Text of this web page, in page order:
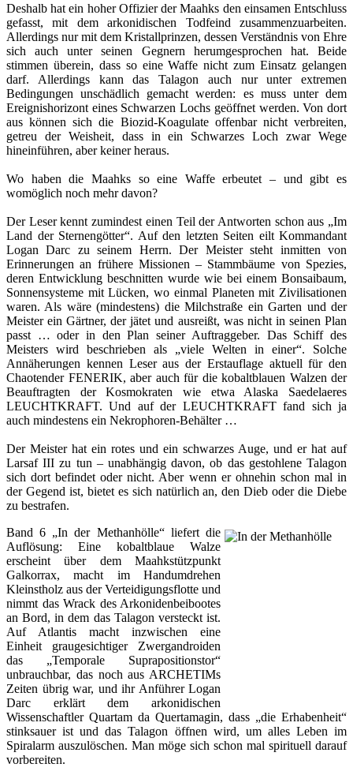
Deshalb hat ein hoher Offizier der Maahks den einsamen Entschluss
gefasst, mit dem arkonidischen Todfeind zusammenzuarbeiten.
Allerdings nur mit dem Kristallprinzen, dessen Verständnis von Ehre
sich auch unter seinen Gegnern herumgesprochen hat. Beide
stimmen überein, dass so eine Waffe nicht zum Einsatz gelangen
darf. Allerdings kann das Talagon auch nur unter extremen
Bedingungen unschädlich gemacht werden: es muss unter dem
Ereignishorizont eines Schwarzen Lochs geöffnet werden. Von dort
aus können sich die Biozid-Koagulate offenbar nicht verbreiten,
getreu der Weisheit, dass in ein Schwarzes Loch zwar Wege
hineinführen, aber keiner heraus.
Wo haben die Maahks so eine Waffe erbeutet – und gibt es
womöglich noch mehr davon?
Der Leser kennt zumindest einen Teil der Antworten schon aus „Im
Land der Sternengötter“. Auf den letzten Seiten eilt Kommandant
Logan Darc zu seinem Herrn. Der Meister steht inmitten von
Erinnerungen an frühere Missionen – Stammbäume von Spezies,
deren Entwicklung beschnitten wurde wie bei einem Bonsaibaum,
Sonnensysteme mit Lücken, wo einmal Planeten mit Zivilisationen
waren. Als wäre (mindestens) die Milchstraße ein Garten und der
Meister ein Gärtner, der jätet und ausreißt, was nicht in seinen Plan
passt … oder in den Plan seiner Auftraggeber. Das Schiff des
Meisters wird beschrieben als „viele Welten in einer“. Solche
Annäherungen kennen Leser aus der Erstauflage aktuell für den
Chaotender FENERIK, aber auch für die kobaltblauen Walzen der
Beauftragten der Kosmokraten wie etwa Alaska Saedelaeres
LEUCHTKRAFT. Und auf der LEUCHTKRAFT fand sich ja
auch mindestens ein Nekrophoren-Behälter …
Der Meister hat ein rotes und ein schwarzes Auge, und er hat auf
Larsaf III zu tun – unabhängig davon, ob das gestohlene Talagon
sich dort befindet oder nicht. Aber wenn er ohnehin schon mal in
der Gegend ist, bietet es sich natürlich an, den Dieb oder die Diebe
zu bestrafen.
Band 6 „In der Methanhölle“liefert die
Auflösung: Eine kobaltblaue Walze
erscheint über dem Maahkstützpunkt
Galkorrax, macht im Handumdrehen
Kleinstholz aus der Verteidigungsflotte und
nimmt das Wrack des Arkonidenbeibootes
an Bord, in dem das Talagon versteckt ist.
Auf Atlantis macht inzwischen eine
Einheit graugesichtiger Zwergandroiden
das „Temporale Suprapositionstor“
unbrauchbar, das noch aus ARCHETIMs
Zeiten übrig war, und ihr Anführer Logan
Darc erklärt dem arkonidischen
Wissenschaftler Quartam da Quertamagin, dass „die Erhabenheit“
stinksauer ist und das Talagon öffnen wird, um alles Leben im
Spiralarm auszulöschen. Man möge sich schon mal spirituell darauf
vorbereiten.